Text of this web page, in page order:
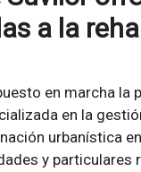
a la
en marcha la
en la
urbanística
y particulares